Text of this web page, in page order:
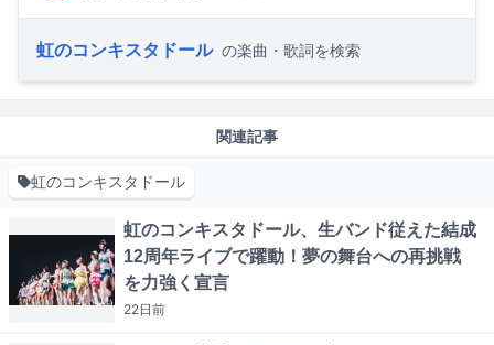
虹のコンキスタドール の楽曲・歌詞を検索
関連記事
虹のコンキスタドール
虹のコンキスタドール、生バンド従えた結成
12周年ライブで躍動！夢の舞台への再挑戦
を力強く宣言
22日前